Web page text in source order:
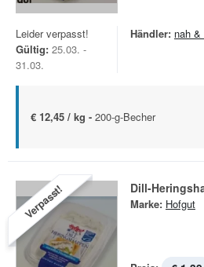
Leider verpasst!
Gültig: 25.03. -
31.03.
Händler: nah
€ 12,45 / kg - 200-g-Becher
Verpasst! Dill-
Marke: Hofgut